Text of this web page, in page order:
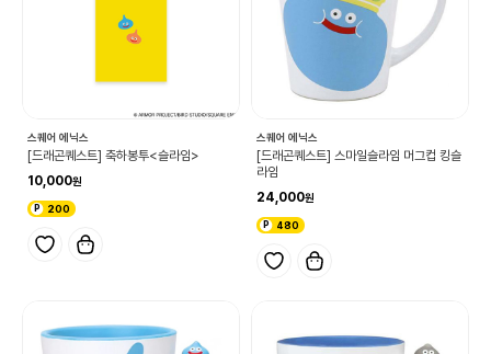
스퀘어 에닉스
[드래곤퀘스트] 축하봉투<슬라임>
10,000
200
스퀘어 에닉스
[드래곤퀘스트] 스마일슬라임 머그컵 킹슬
라임
24,000
480